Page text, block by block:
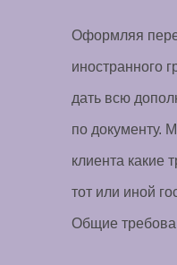
Оформляя
иностранного
дать всю
по документу.
клиента какие
тот или иной
Общие